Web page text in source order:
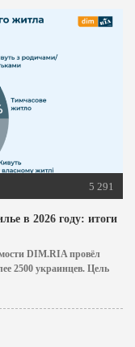
5 291
в 2026 году: итоги
DIM.RIA провёл
2500 украинцев. Цель